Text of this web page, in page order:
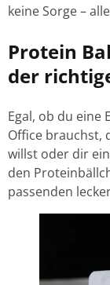
keine Sorge –
Protein
der
Egal, ob du
Office brauchst,
willst oder dir
den
passenden